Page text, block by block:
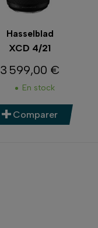
Hasselblad
XCD 4/21
Prix
3 599,00 €
En stock
Comparer